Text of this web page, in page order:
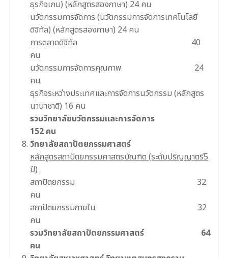
ธุรกิจเกม) (หลักสูตรสองภาษา) 24 คน
นวัตกรรมการจัดการ (นวัตกรรมการจัดการเทคโนโลยี
ดิจิทัล) (หลักสูตรสองภาษา) 24 คน
การตลาดดิจิทัล 40
คน
นวัตกรรมการจัดการคุณภาพ 24
คน
ธุรกิจระหว่างประเทศและการจัดการนวัตกรรม (หลักสูตร
นานาชาติ) 16 คน
รวมวิทยาลัยนวัตกรรมและการจัดการ
152 คน
วิทยาลัยสถาปัตยกรรมศาสตร์
หลักสูตรสถาปัตยกรรมศาสตรบัณฑิต (ระดับปริญญาตรี5
ปี)
สถาปัตยกรรม 32
คน
สถาปัตยกรรมภายใน 32
คน
รวมวิทยาลัยสถาปัตยกรรมศาสตร์ 64
คน